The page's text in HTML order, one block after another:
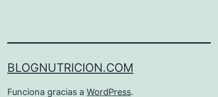
BLOGNUTRICION.COM
Funciona gracias a WordPress.